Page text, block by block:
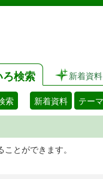
ろ検索 新着資料
索 新着資料 テー
とができます。